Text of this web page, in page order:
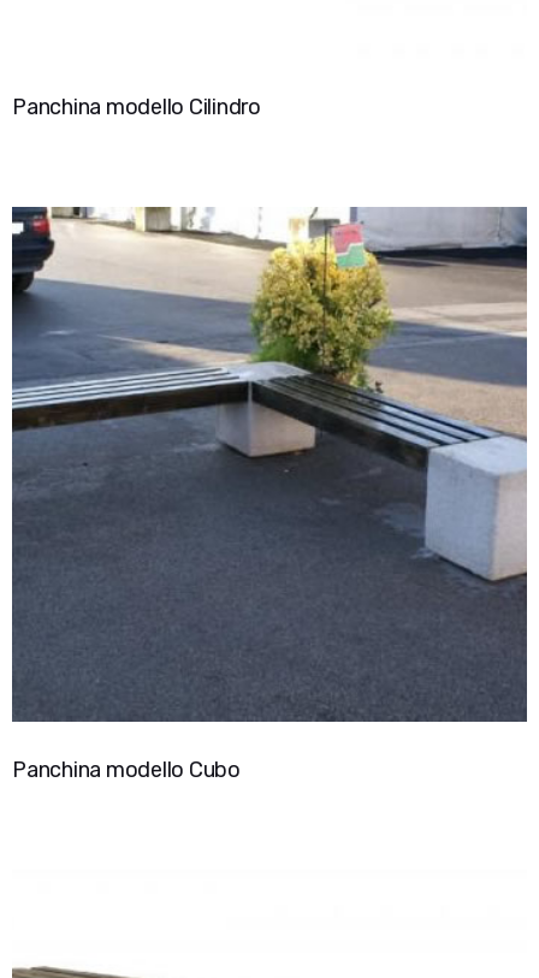
Panchina modello Cilindro
Panchina modello Cubo